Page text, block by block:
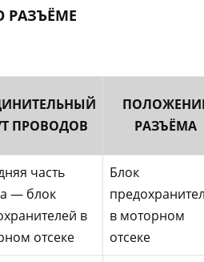
ПРОВОДОВ
РАЗЪЁМА
часть
— блок
в
отсеке
Блок
в моторном
отсеке